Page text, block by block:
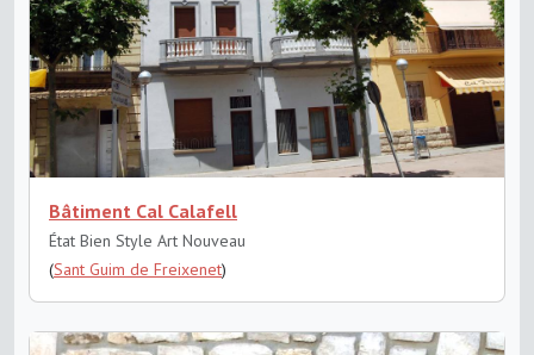
Bâtiment Cal Calafell
État Bien Style Art Nouveau
(Sant Guim de Freixenet)